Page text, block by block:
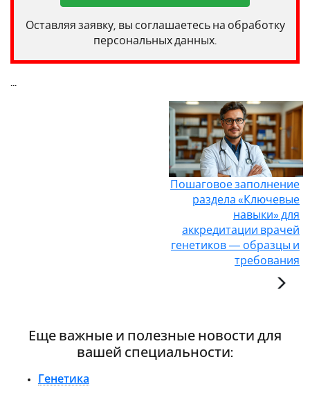
Оставляя заявку, вы соглашаетесь на обработку
персональных данных.
Пошаговое заполнение
раздела «Ключевые
навыки» для
аккредитации врачей
генетиков — образцы и
требования
Еще важные и полезные новости для
вашей специальности:
Генетика